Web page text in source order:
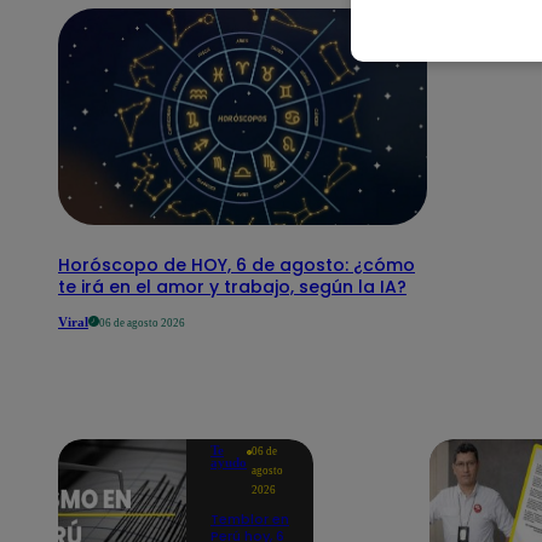
Horóscopo de HOY, 6 de agosto: ¿cómo
te irá en el amor y trabajo, según la IA?
Viral 06 de agosto 2026
Te
ayudo
06 de
agosto
2026
Temblor en
Perú hoy, 6